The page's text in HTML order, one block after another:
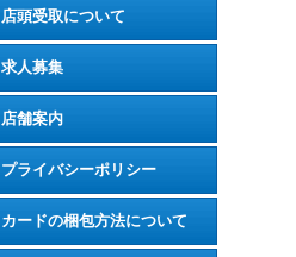
店頭受取について
求人募集
店舗案内
プライバシーポリシー
カードの梱包方法について